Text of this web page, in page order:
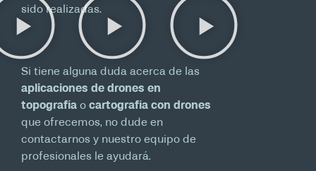
sido realizadas.
Si tiene alguna duda acerca de las
aplicaciones de drones en
topografía o cartografía con drones
que ofrecemos, no dude en
contactarnos y nuestro equipo de
profesionales le ayudará.